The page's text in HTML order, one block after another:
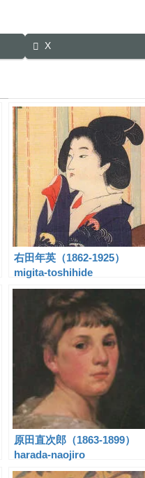
X
右田年英（1862-1925）
migita-toshihide
原田直次郎（1863-1899）
harada-naojiro